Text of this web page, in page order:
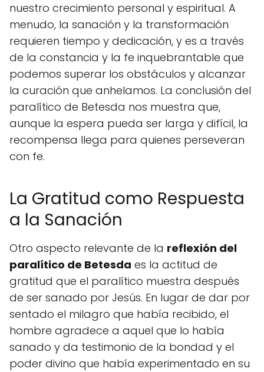
nuestro crecimiento personal y espiritual. A
menudo, la sanación y la transformación
requieren tiempo y dedicación, y es a través
de la constancia y la fe inquebrantable que
podemos superar los obstáculos y alcanzar
la curación que anhelamos. La conclusión del
paralítico de Betesda nos muestra que,
aunque la espera pueda ser larga y difícil, la
recompensa llega para quienes perseveran
con fe.
La Gratitud como Respuesta
a la Sanación
Otro aspecto relevante de la reflexión del
paralítico de Betesda es la actitud de
gratitud que el paralítico muestra después
de ser sanado por Jesús. En lugar de dar por
sentado el milagro que había recibido, el
hombre agradece a aquel que lo había
sanado y da testimonio de la bondad y el
poder divino que había experimentado en su